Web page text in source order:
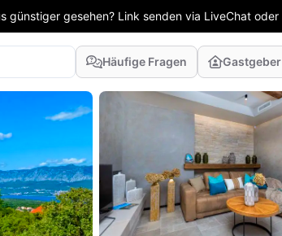
günstiger gesehen? Link senden via LiveChat
Häufige Fragen